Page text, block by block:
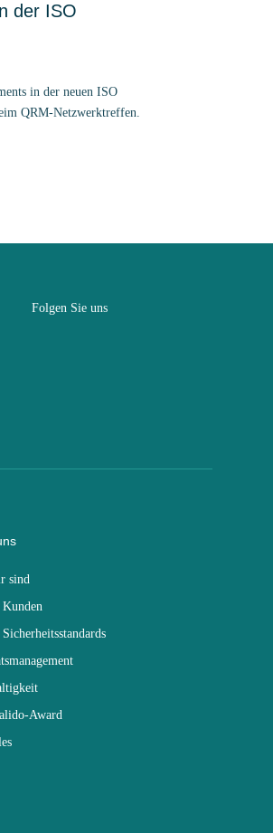
der ISO
in der neuen ISO
QRM-Netzwerktreffen.
Folgen Sie uns
sind
Kunden
Award